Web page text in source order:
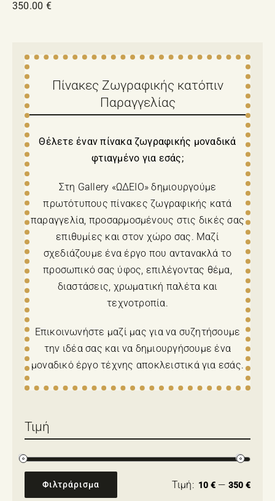
350.00 €
Πίνακες Ζωγραφικής κατόπιν
Παραγγελίας
Θέλετε έναν πίνακα ζωγραφικής μοναδικά
φτιαγμένο για εσάς;
Στη Gallery «ΩΔΕΙΟ» δημιουργούμε
πρωτότυπους πίνακες ζωγραφικής κατά
παραγγελία, προσαρμοσμένους στις δικές σας
επιθυμίες και στον χώρο σας. Μαζί
σχεδιάζουμε ένα έργο που αντανακλά το
προσωπικό σας ύφος, επιλέγοντας θέμα,
διαστάσεις, χρωματική παλέτα και
τεχνοτροπία.
Επικοινωνήστε μαζί μας για να συζητήσουμε
την ιδέα σας και να δημιουργήσουμε ένα
μοναδικό έργο τέχνης αποκλειστικά για εσάς.
Τιμή
Ελάχιστη
Μέγιστη
Φιλτράρισμα Τιμή: 10 € — 350 €